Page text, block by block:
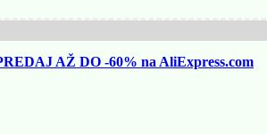
AŽ DO -60% na AliExpress.com